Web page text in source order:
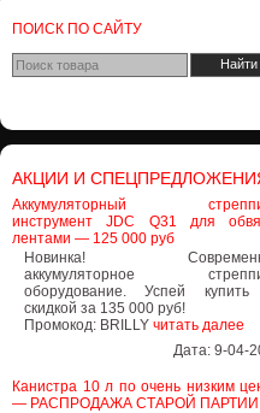
ПОИСК ПО САЙТУ
АКЦИИ И
Аккумуляторный
инструмент JDC Q31 для
лентами — 125 000 руб
Новинка!
аккумуляторное
оборудование. Успей
скидкой за 135 000 руб!
Промокод: BRILLY читать далее
Дата: 9-04-
Канистра 10 л по очень низким
— РАСПРОДАЖА СТАРОЙ ПАРТИИ